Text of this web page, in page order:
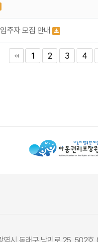
주자 모집 안내
1 2 3 4